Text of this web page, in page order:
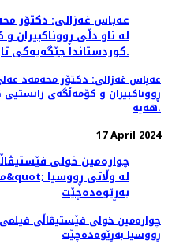
عه‌باس غه‌زالی: دکتۆر محەمەد
ڕووناکبیران و کۆمەڵگەی
هەیە.
17 April 2024
چواره‌مین خولی فێستیڤاڵی
ڕووسیا بەڕێوەده‌چێت